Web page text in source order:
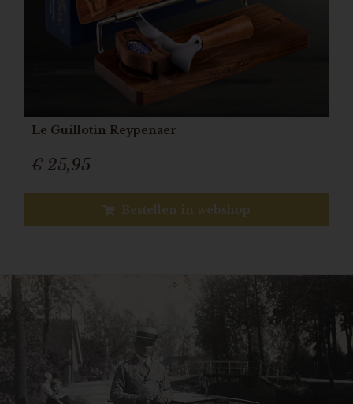
Le Guillotin Reypenaer
€ 25,95
Bestellen in webshop
Previous